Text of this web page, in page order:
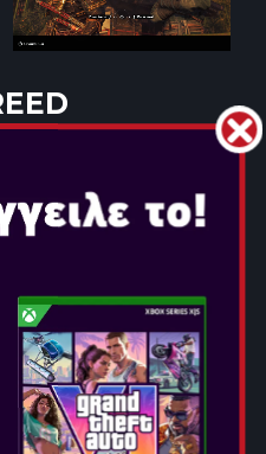
Μαρ 20, 2025
εν κινήσει, ζήσε την
Shadows με έναν εντελώς
στο Nintendo Switch 2.
ΠΙΟ